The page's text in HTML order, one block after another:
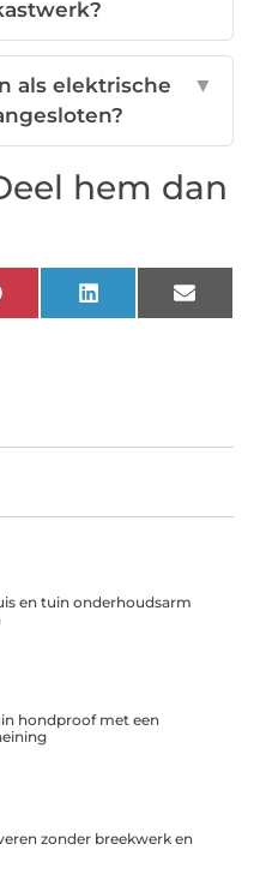
als elektrische
▼
hem dan
PinterestLinkedIn Email
en tuin onderhoudsarm
hondproof met een
zonder breekwerk en